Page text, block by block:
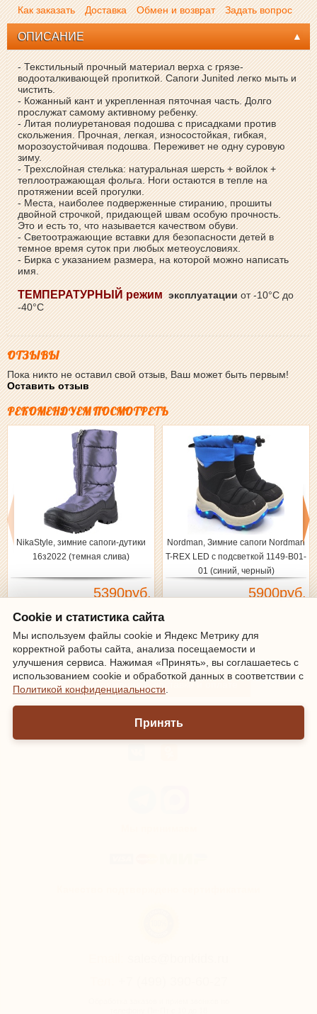
Как заказать Доставка Обмен и возврат Задать вопрос
ОПИСАНИЕ
- Текстильный прочный материал верха с грязе-
водооталкивающей пропиткой. Сапоги Junited легко мыть и
чистить.
- Кожанный кант и укрепленная пяточная часть. Долго
прослужат самому активному ребенку.
- Литая полиуретановая подошва с присадками против
скольжения. Прочная, легкая, износостойкая, гибкая,
морозоустойчивая подошва. Переживет не одну суровую
зиму.
- Трехслойная стелька: натуральная шерсть + войлок +
теплоотражающая фольга. Ноги остаются в тепле на
протяжении всей прогулки.
- Места, наиболее подверженные стиранию, прошиты
двойной строчкой, придающей швам особую прочность.
Это и есть то, что называется качеством обуви.
- Светоотражающие вставки для безопасности детей в
темное время суток при любых метеоусловиях.
- Бирка с указанием размера, на которой можно написать
имя.
ТЕМПЕРАТУРНЫЙ режимэксплуатацииот -10°С до
-40°С
ОТЗЫВЫ
Пока никто не оставил свой отзыв, Ваш может быть первым!
Оставить отзыв
РЕКОМЕНДУЕМ ПОСМОТРЕТЬ
NikaStyle, зимние сапоги-дутики
16з2022 (темная слива)
5390руб.
Nordman, Зимние сапоги Nordman
T-REX LED с подсветкой 1149-B01-
01 (синий, черный)
5900руб.
Зарегистрироваться | Войти
Информация о доставке и оплате
Мы онлайн
Cookie и статистика сайта
Мы используем файлы cookie и Яндекс Метрику для
корректной работы сайта, анализа посещаемости и
улучшения сервиса. Нажимая «Принять», вы соглашаетесь с
использованием cookie и обработкой данных в соответствии с
Политикой конфиденциальности.
Принять